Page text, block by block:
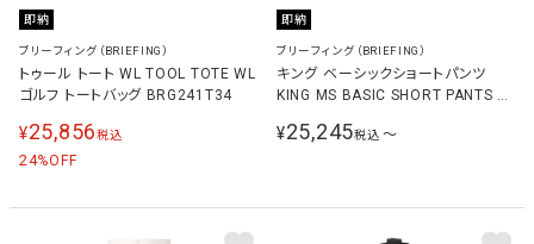
即納
ブリーフィング（BRIEFING）
トゥール トート WL TOOL TOTE WL
ゴルフ トートバッグ BRG241T34
¥25,856税込
24%OFF
即納
ブリーフィング（BRIEFING）
キング ベーシックショートパンツ
KING MS BASIC SHORT PANTS メ
¥25,245税込 〜